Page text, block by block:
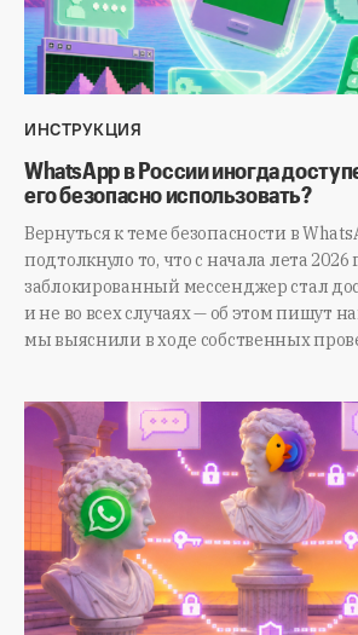
ИНСТРУКЦИЯ
WhatsApp в России иногда
его безопасно использовать?
Вернуться к теме безопасности в
подтолкнуло то, что с начала лета 2026
заблокированный мессенджер стал
и не во всех случаях — об этом пишут
мы выяснили в ходе собственных